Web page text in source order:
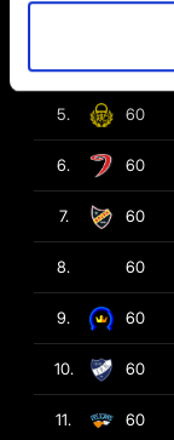
3. 60
5. 60
6. 60
7. 60
8. 60
9. 60
10. 60
11. 60